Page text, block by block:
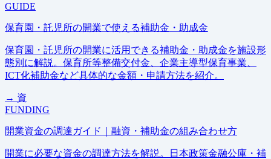
GUIDE
保育園・託児所の開業で使える補助金・助成金
保育園・託児所の開業に活用できる補助金・助成金を施設形
態別に解説。保育所等整備交付金、企業主導型保育事業、
ICT化補助金など具体的な金額・申請方法を紹介。
→ 資
FUNDING
開業資金の調達ガイド｜融資・補助金の組み合わせ方
開業に必要な資金の調達方法を解説。日本政策金融公庫・補